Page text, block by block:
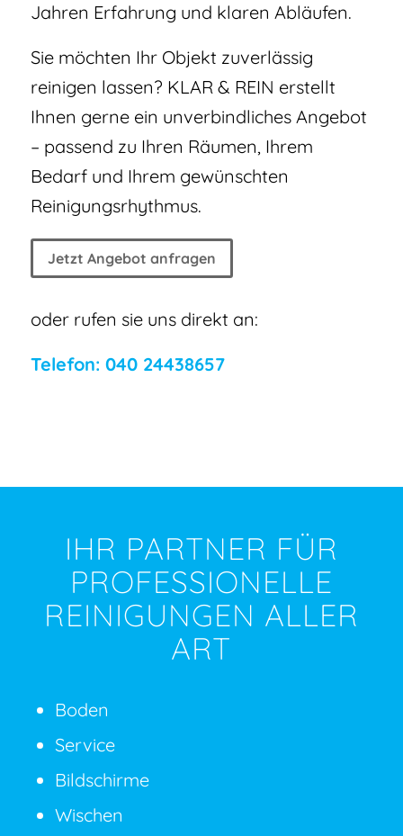
Jahren Erfahrung und klaren Abläufen.
Sie möchten Ihr Objekt zuverlässig
reinigen lassen? KLAR & REIN erstellt
Ihnen gerne ein unverbindliches Angebot
– passend zu Ihren Räumen, Ihrem
Bedarf und Ihrem gewünschten
Reinigungsrhythmus.
Jetzt Angebot anfragen
oder rufen sie uns direkt an:
Telefon: 040 24438657
IHR PARTNER FÜR
PROFESSIONELLE
REINIGUNGEN ALLER
ART
Boden
Service
Bildschirme
Wischen